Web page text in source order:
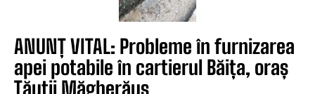
ANUNȚ VITAL: Probleme în furnizarea
apei potabile în cartierul Băița, oraș
Tăuții Măgherăuș